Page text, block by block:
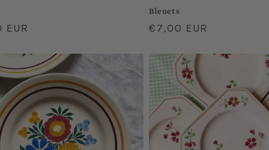
Bleuets
Prix
€7,00 EUR